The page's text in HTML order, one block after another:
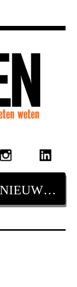
AANMELDEN VOOR NIEUWSBRIEF